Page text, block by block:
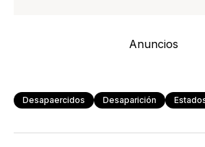
Anuncios
Desapaercidos Desaparición